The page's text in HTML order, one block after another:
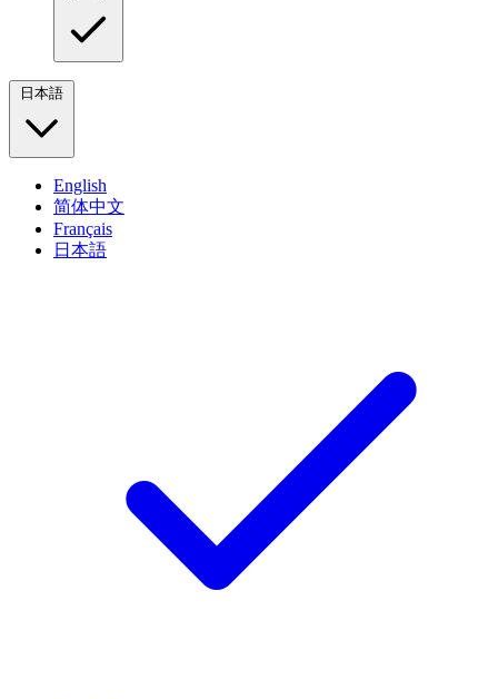
日本語
English
简体中文
Français
日本語